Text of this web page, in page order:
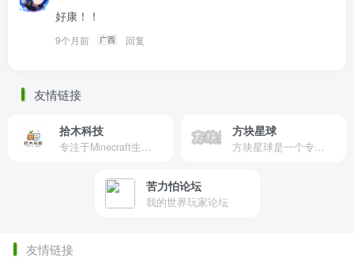
好康！！
9个月前 广西 回复
友情链接
拾木科技
专注于Minecraft生态建设
方块星球
方块星球是一个专注于我的世界的中文论坛，提供丰富的资源分享、玩家交流和创意展示，包括地图、皮肤、数据包等内容，打造Minecraft玩家的专属社区乐园！
苦力怕论坛
我的世界玩家论坛
友情链接